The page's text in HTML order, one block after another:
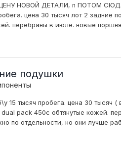
НОВОЙ ДЕТАЛИ, п ПОТОМ СЮДА
цена 30 тысяч лот 2 задние
перебраны в июле. новые
подушки
15 тысяч пробега. цена 30 тысяч
pack 450c обтянутые кожей.
по отдельности, но они лучше